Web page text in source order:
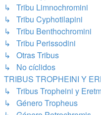
↳ Tribu Limnochromini
↳ Tribu Cyphotilapini
↳ Tribu Benthochromini
↳ Tribu Perissodini
↳ Otras Tribus
↳ No cíclidos
TRIBUS TROPHEINI Y
↳ Tribus Tropheini y
↳ Género Tropheus